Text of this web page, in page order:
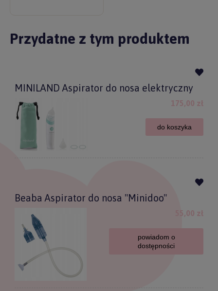
Przydatne z tym produktem
MINILAND Aspirator do nosa elektryczny
175,00 zł
do koszyka
Beaba Aspirator do nosa "Minidoo"
55,00 zł
powiadom o
dostępności